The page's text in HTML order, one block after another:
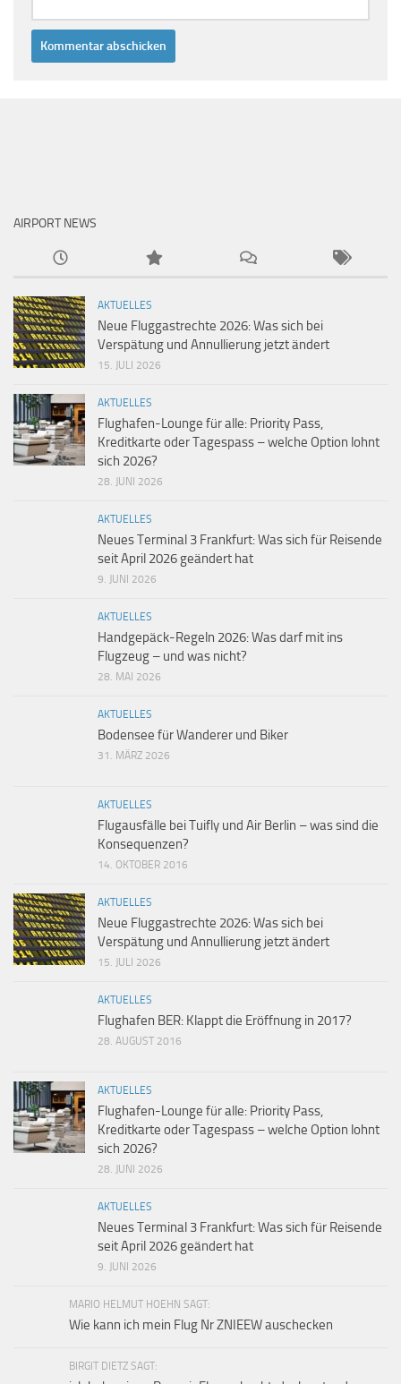
AIRPORT NEWS
AKTUELLES
Neue Fluggastrechte 2026: Was sich bei
Verspätung und Annullierung jetzt ändert
15. JULI 2026
AKTUELLES
Flughafen-Lounge für alle: Priority Pass,
Kreditkarte oder Tagespass – welche Option lohnt
sich 2026?
28. JUNI 2026
AKTUELLES
Neues Terminal 3 Frankfurt: Was sich für Reisende
seit April 2026 geändert hat
9. JUNI 2026
AKTUELLES
Handgepäck-Regeln 2026: Was darf mit ins
Flugzeug – und was nicht?
28. MAI 2026
AKTUELLES
Bodensee für Wanderer und Biker
31. MÄRZ 2026
AKTUELLES
Flugausfälle bei Tuifly und Air Berlin – was sind die
Konsequenzen?
14. OKTOBER 2016
AKTUELLES
Neue Fluggastrechte 2026: Was sich bei
Verspätung und Annullierung jetzt ändert
15. JULI 2026
AKTUELLES
Flughafen BER: Klappt die Eröffnung in 2017?
28. AUGUST 2016
AKTUELLES
Flughafen-Lounge für alle: Priority Pass,
Kreditkarte oder Tagespass – welche Option lohnt
sich 2026?
28. JUNI 2026
AKTUELLES
Neues Terminal 3 Frankfurt: Was sich für Reisende
seit April 2026 geändert hat
9. JUNI 2026
MARIO HELMUT HOEHN SAGT:
Wie kann ich mein Flug Nr ZNIEEW auschecken
BIRGIT DIETZ SAGT: